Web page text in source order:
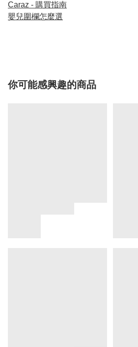
Caraz - 購買指南
嬰兒圍欄怎麼選
你可能感興趣的商品